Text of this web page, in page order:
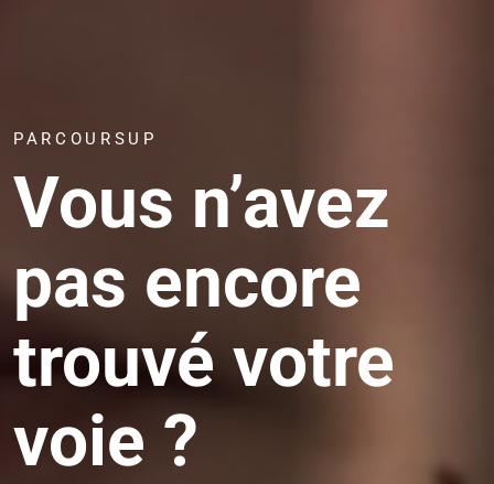
PARCOURSUP
Vous n’avez
pas encore
trouvé votre
voie ?